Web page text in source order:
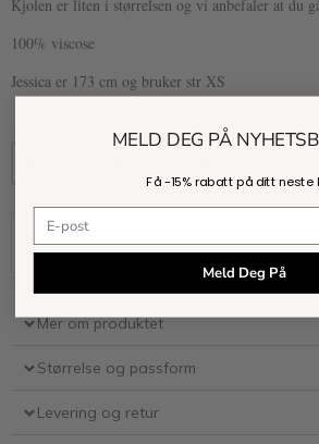
Kjolen er liten i størrelsen og vi anbefaler at du
100% viscose
Jessica er 173 cm og bruker str XS
Kjøp
Mer om produktet
Størrelse og passform
Levering og retur
MELD DEG PÅ
Få -15% rabattpå ditt neste
E-postadresse
Meld Deg På